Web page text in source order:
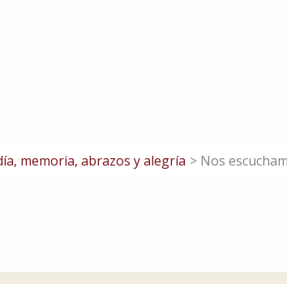
memoria, abrazos y alegría Nos